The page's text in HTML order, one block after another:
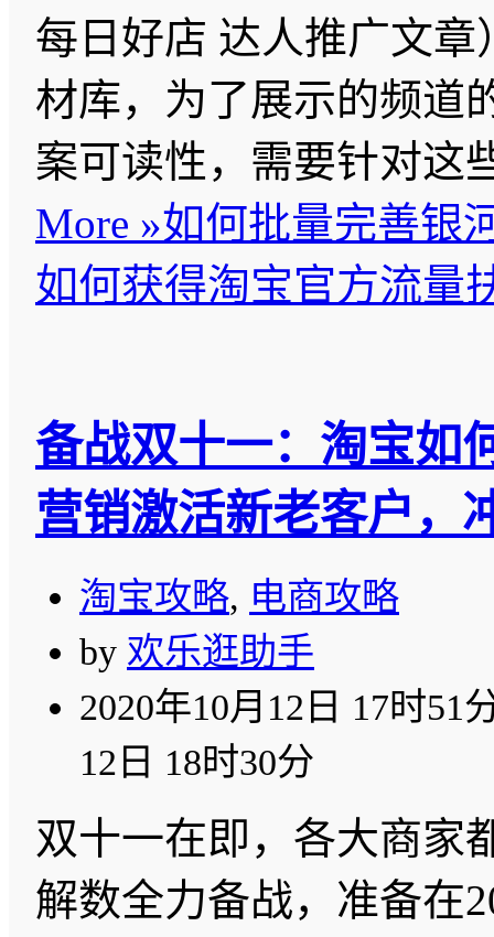
每日好店 达人推广文章
材库，为了展示的频道
案可读性，需要针对
More »如何批量完善银
如何获得淘宝官方流量
备战双十一：淘宝如
营销激活新老客户，
淘宝攻略, 电商攻略
by 欢乐逛助手
2020年10月12日 17时51
12日 18时30分
双十一在即，各大商家
解数全力备战，准备在